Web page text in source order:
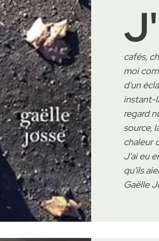
J'
cafés,
moi
d'un
instant-
regard
source,
chaleur
J'ai eu
qu'ils
Gaëlle